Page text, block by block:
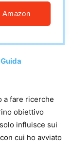
Amazon
Guida
a fare ricerche
obiettivo
influisce sui
cui ho avviato